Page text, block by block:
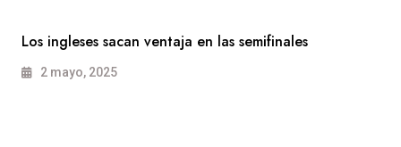
Los ingleses sacan ventaja en las semifinales
2 mayo, 2025